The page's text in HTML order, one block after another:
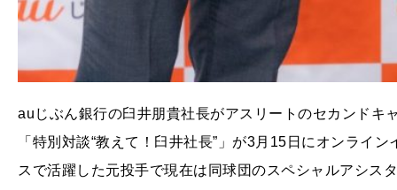
auじぶん銀行の臼井朋貴社長がアスリートのセカンドキ
「特別対談“教えて！臼井社長”」が3月15日にオンライ
スで活躍した元投手で現在は同球団のスペシャルアシス